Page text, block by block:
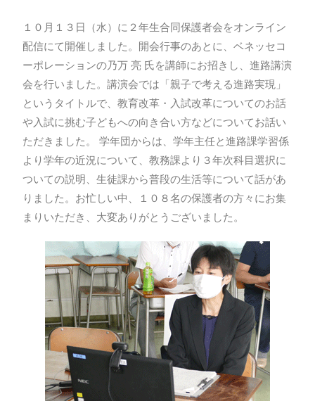
１０月１３日（水）に２年生合同保護者会をオンライン
配信にて開催しました。開会行事のあとに、ベネッセコ
ーポレーションの乃万 亮 氏を講師にお招きし、進路講演
会を行いました。講演会では「親子で考える進路実現」
というタイトルで、教育改革・入試改革についてのお話
や入試に挑む子どもへの向き合い方などについてお話い
ただきました。 学年団からは、学年主任と進路課学習係
より学年の近況について、教務課より３年次科目選択に
ついての説明、生徒課から普段の生活等について話があ
りました。お忙しい中、１０８名の保護者の方々にお集
まりいただき、大変ありがとうございました。